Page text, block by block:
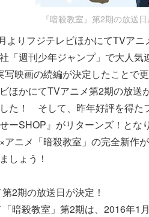
『暗殺教室』第2期の放送
よりフジテレビほかにてTVア
「週刊少年ジャンプ」で大人
写映画の続編が決定したことで
ほかにてTVアニメ第2期の放
た！ そして、昨年好評を得
ーSHOP』がリターンズ！とな
アニメ「暗殺教室」の完全新
しょう！
2期の放送日が決定！
暗殺教室」第2期は、2016年1